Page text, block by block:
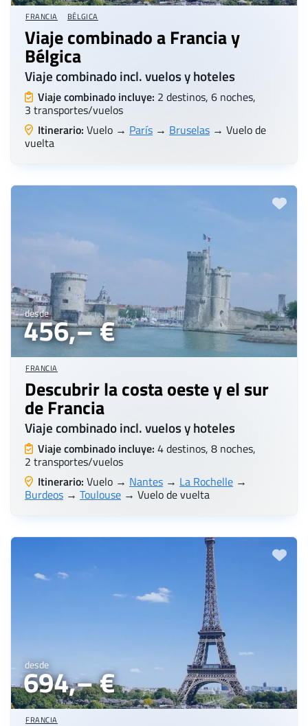
FRANCIA BÉLGICA
Viaje combinado a Francia y
Bélgica
Viaje combinado incl. vuelos y hoteles
Viaje combinado incluye: 2 destinos, 6 noches,
3 transportes/vuelos
Itinerario: Vuelo → París → Bruselas → Vuelo de
vuelta
desde
456,– €
FRANCIA
Descubrir la costa oeste y el sur
de Francia
Viaje combinado incl. vuelos y hoteles
Viaje combinado incluye: 4 destinos, 8 noches,
2 transportes/vuelos
Itinerario: Vuelo → Nantes → La Rochelle →
Burdeos → Toulouse → Vuelo de vuelta
desde
694,– €
FRANCIA